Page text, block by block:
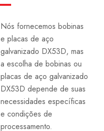
Nós fornecemos bobinas
e placas de aço
galvanizado DX53D, mas
a escolha de bobinas ou
placas de aço galvanizado
DX53D depende de suas
necessidades específicas
e condições de
processamento.